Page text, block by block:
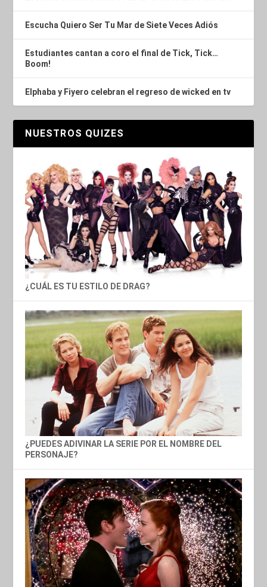
Escucha Quiero Ser Tu Mar de Siete Veces Adiós
Estudiantes cantan a coro el final de Tick, Tick…
Boom!
Elphaba y Fiyero celebran el regreso de wicked en tv
NUESTROS QUIZES
¿CUÁL ES TU ESTILO DE DRAG?
¿PUEDES ADIVINAR LA SERIE POR EL NOMBRE DEL
PERSONAJE?